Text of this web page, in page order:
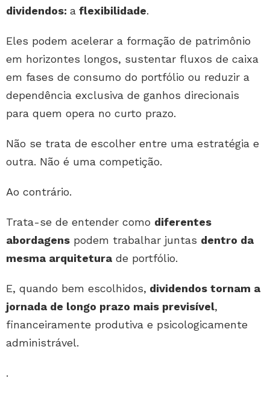
dividendos: a flexibilidade.
Eles podem acelerar a formação de patrimônio
em horizontes longos, sustentar fluxos de caixa
em fases de consumo do portfólio ou reduzir a
dependência exclusiva de ganhos direcionais
para quem opera no curto prazo.
Não se trata de escolher entre uma estratégia e
outra. Não é uma competição.
Ao contrário.
Trata-se de entender como diferentes
abordagens podem trabalhar juntas dentro da
mesma arquitetura de portfólio.
E, quando bem escolhidos, dividendos tornam a
jornada de longo prazo mais previsível,
financeiramente produtiva e psicologicamente
administrável.
.